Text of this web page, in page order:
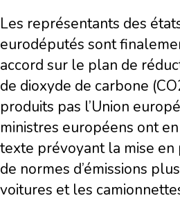
Les représentants des
eurodéputés sont
accord sur le plan de
de dioxyde de carbone
produits pas l’Union
ministres européens ont
texte prévoyant la mise
de normes d’émissions
voitures et les